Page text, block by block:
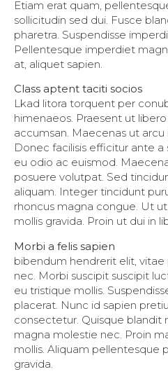
Etiam erat quam,
sollicitudin sed dui. Fusce
pharetra. Suspendisse
Pellentesque imperdiet
at, aliquet sapien.
Class aptent taciti socios
Lkad litora torquent per
himenaeos. Praesent ut
accumsan. Maecenas ut
Donec facilisis efficitur ante a
eu odio ac euismod.
posuere volutpat. Sed
aliquam. Integer tincidunt
rhoncus magna congue. Ut
mollis gravida. Proin ut dui in
Morbi a felis sapien
bibendum hendrerit elit,
nec. Morbi suscipit suscipit
eu tristique mollis.
placerat. Nunc id sapien
consectetur. Quisque blandit
magna molestie nec. Proin
mollis. Aliquam pellentesque
gravida.